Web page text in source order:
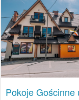
Pokoje Gościnne